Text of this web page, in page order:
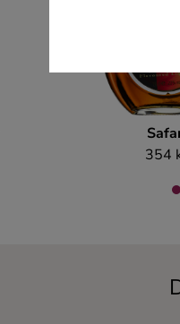
354